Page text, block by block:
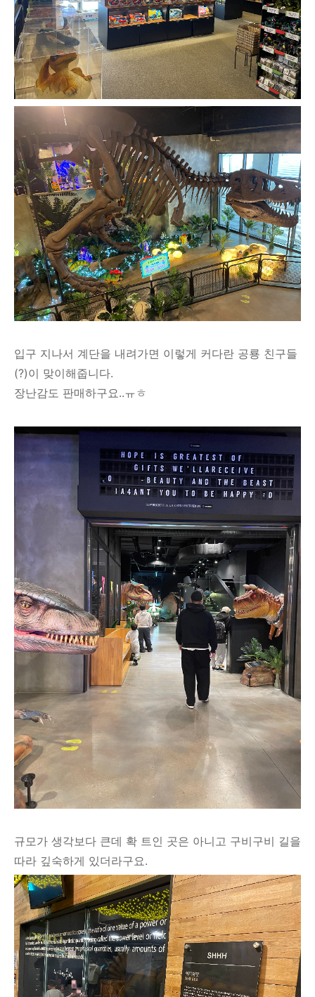
입구 지나서 계단을 내려가면 이렇게 커다란 공룡 친구들
(?)이 맞이해줍니다.
장난감도 판매하구요..ㅠㅎ
규모가 생각보다 큰데 확 트인 곳은 아니고 구비구비 길을
따라 깊숙하게 있더라구요.